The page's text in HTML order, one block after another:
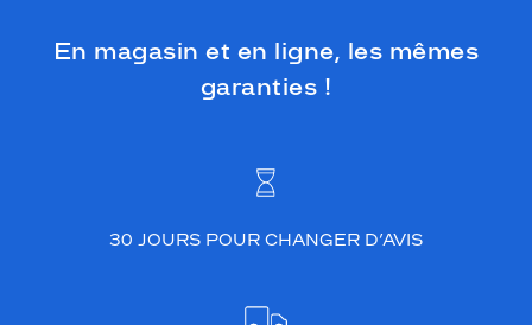
En magasin et en ligne, les mêmes
garanties !
30 JOURS POUR CHANGER D’AVIS